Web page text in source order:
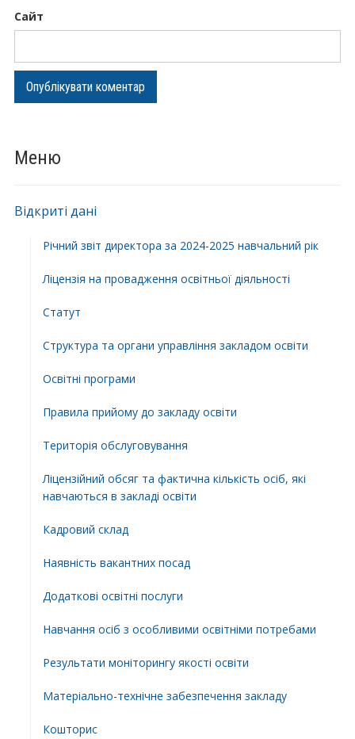
Меню
Відкриті дані
Річний звіт директора за 2024-2025 навчальний рік
Ліцензія на провадження освітньої діяльності
Статут
Структура та органи управління закладом освіти
Освiтнi програми
Правила прийому до закладу освіти
Територiя обслуговування
Ліцензійний обсяг та фактична кількість осіб, які
навчаються в закладі освіти
Кадровий склад
Наявність вакантних посад
Додатковi освiтнi послуги
Навчання осіб з особливими освітніми потребами
Результати моніторингу якості освіти
Матеріально-технічне забезпечення закладу
Кошторис
Сайт